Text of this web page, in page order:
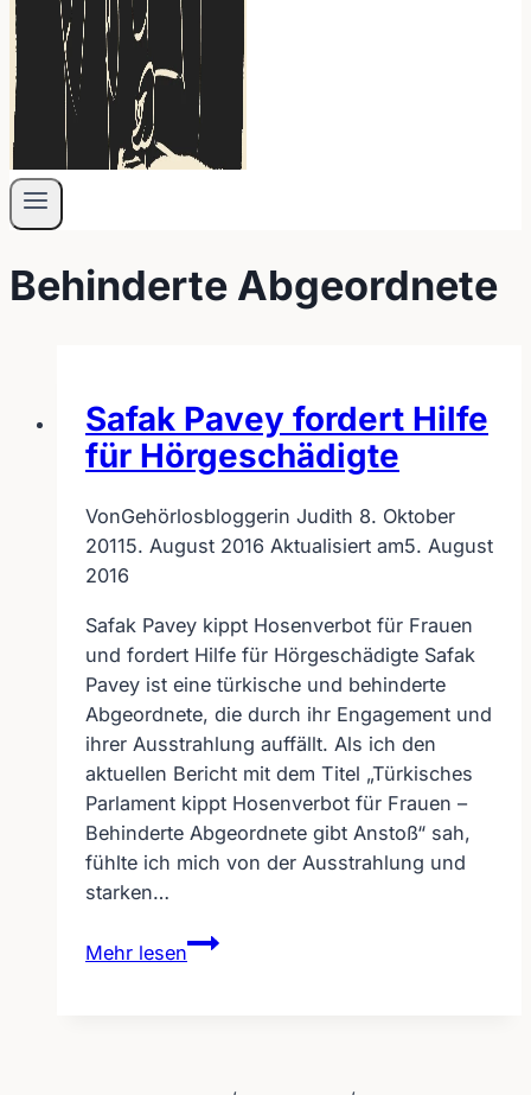
Behinderte Abgeordnete
Safak Pavey fordert Hilfe
für Hörgeschädigte
VonGehörlosbloggerin Judith 8. Oktober
20115. August 2016 Aktualisiert am5. August
2016
Safak Pavey kippt Hosenverbot für Frauen
und fordert Hilfe für Hörgeschädigte Safak
Pavey ist eine türkische und behinderte
Abgeordnete, die durch ihr Engagement und
ihrer Ausstrahlung auffällt. Als ich den
aktuellen Bericht mit dem Titel „Türkisches
Parlament kippt Hosenverbot für Frauen –
Behinderte Abgeordnete gibt Anstoß“ sah,
fühlte ich mich von der Ausstrahlung und
starken…
Mehr lesen
Safak
Pavey
Hörgeschädigte